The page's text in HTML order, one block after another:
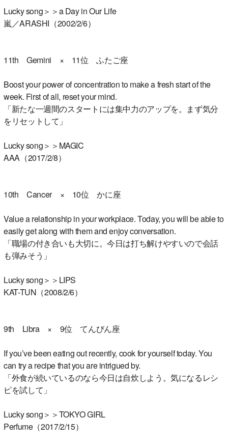
Lucky song＞＞a Day in Our Life
嵐／ARASHI（2002/2/6）
11th Gemini × 11位 ふたご座
Boost your power of concentration to make a fresh start of the
week. First of all, reset your mind.
「新たな一週間のスタートには集中力のアップを。まず気分
をリセットして」
Lucky song＞＞MAGIC
AAA（2017/2/8）
10th Cancer × 10位 かに座
Value a relationship in your workplace. Today, you will be able to
easily get along with them and enjoy conversation.
「職場の付き合いも大切に。今日は打ち解けやすいので会話
も弾みそう」
Lucky song＞＞LIPS
KAT-TUN（2008/2/6）
9th Libra × 9位 てんびん座
If you’ve been eating out recently, cook for yourself today. You
can try a recipe that you are intrigued by.
「外食が続いているのなら今日は自炊しよう。気になるレシ
ピを試して」
Lucky song＞＞TOKYO GIRL
Perfume（2017/2/15）